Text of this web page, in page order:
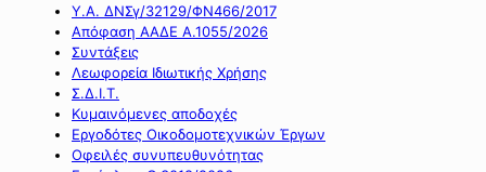
Υ.Α. ΔΝΣγ/32129/ΦΝ466/2017
Απόφαση ΑΑΔΕ Α.1055/2026
Συντάξεις
Λεωφορεία Ιδιωτικής Χρήσης
Σ.Δ.Ι.Τ.
Κυμαινόμενες αποδοχές
Εργοδότες Οικοδομοτεχνικών Έργων
Οφειλές συνυπευθυνότητας